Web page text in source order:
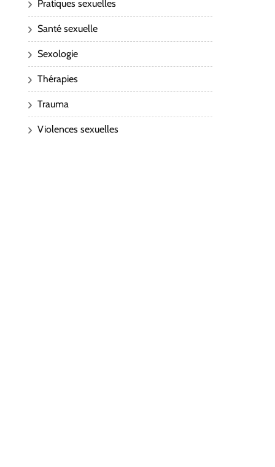
Pratiques sexuelles
Santé sexuelle
Sexologie
Thérapies
Trauma
Violences sexuelles